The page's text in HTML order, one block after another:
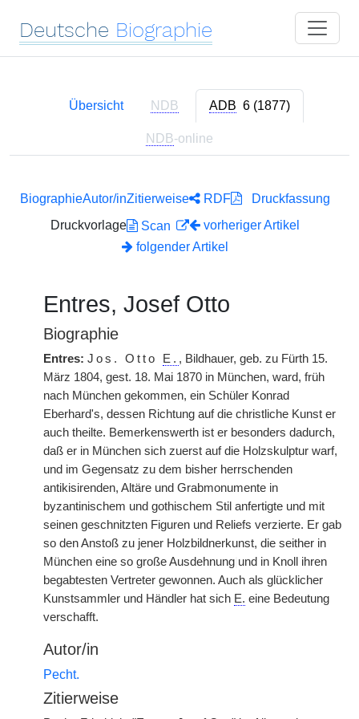
Deutsche Biographie
Übersicht NDB ADB 6 (1877)
NDB-online
BiographieAutor/inZitierweise RDF
Druckfassung
Druckvorlage
Scan
vorheriger Artikel
folgender Artikel
Entres, Josef Otto
Biographie
Entres: Jos. Otto E. , Bildhauer, geb. zu Fürth 15.
März 1804, gest. 18. Mai 1870 in München, ward, früh
nach München gekommen, ein Schüler Konrad
Eberhard's, dessen Richtung auf die christliche Kunst er
auch theilte. Bemerkenswerth ist er besonders dadurch,
daß er in München sich zuerst auf die Holzskulptur warf,
und im Gegensatz zu dem bisher herrschenden
antikisirenden, Altäre und Grabmonumente in
byzantinischem und gothischem Stil anfertigte und mit
seinen geschnitzten Figuren und Reliefs verzierte. Er gab
so den Anstoß zu jener Holzbildnerkunst, die seither in
München eine so große Ausdehnung und in Knoll ihren
begabtesten Vertreter gewonnen. Auch als glücklicher
Kunstsammler und Händler hat sich E. eine Bedeutung
verschafft.
Autor/in
Pecht.
Zitierweise